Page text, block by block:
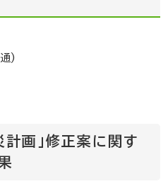
)
計画」修正案に関す